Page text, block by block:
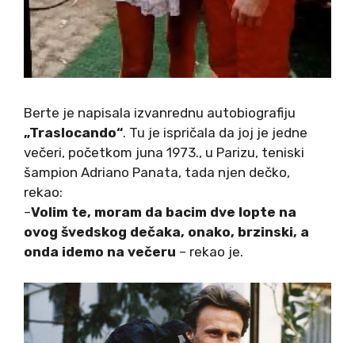
Berte je napisala izvanrednu autobiografiju
„Traslocando“. Tu je ispričala da joj je jedne
večeri, početkom juna 1973., u Parizu, teniski
šampion Adriano Panata, tada njen dečko,
rekao:
–Volim te, moram da bacim dve lopte na
ovog švedskog dečaka, onako, brzinski, a
onda idemo na večeru – rekao je.